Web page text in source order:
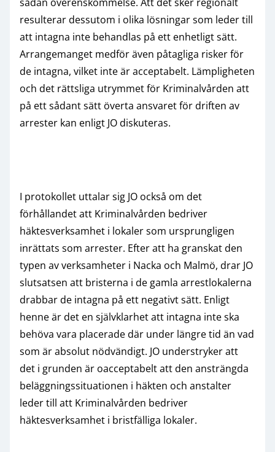
resulterar dessutom i olika lösningar som leder till
att intagna inte behandlas på ett enhetligt sätt.
Arrangemanget medför även påtagliga risker för
de intagna, vilket inte är acceptabelt. Lämpligheten
och det rättsliga utrymmet för Kriminalvården att
på ett sådant sätt överta ansvaret för driften av
arrester kan enligt JO diskuteras.
I protokollet uttalar sig JO också om det
förhållandet att Kriminalvården bedriver
häktesverksamhet i lokaler som ursprungligen
inrättats som arrester. Efter att ha granskat den
typen av verksamheter i Nacka och Malmö, drar JO
slutsatsen att bristerna i de gamla arrestlokalerna
drabbar de intagna på ett negativt sätt. Enligt
henne är det en självklarhet att intagna inte ska
behöva vara placerade där under längre tid än vad
som är absolut nödvändigt. JO understryker att
det i grunden är oacceptabelt att den ansträngda
beläggningssituationen i häkten och anstalter
leder till att Kriminalvården bedriver
häktesverksamhet i bristfälliga lokaler.